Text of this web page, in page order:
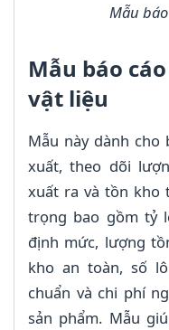
Mẫu
Mẫu báo
vật liệu
Mẫu này dành cho
xuất, theo dõi
xuất ra và tồn kho
trọng bao gồm tỷ
định mức, lượng
kho an toàn, số
chuẩn và chi phí
sản phẩm. Mẫu